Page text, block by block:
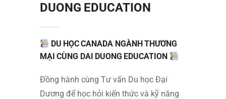
DUONG EDUCATION
DU HỌC CANADA NGÀNH THƯƠNG
MẠI CÙNG DAI DUONG EDUCATION
Đồng hành cùng Tư vấn Du học Đại
Dương để học hỏi kiến thức và kỹ năng